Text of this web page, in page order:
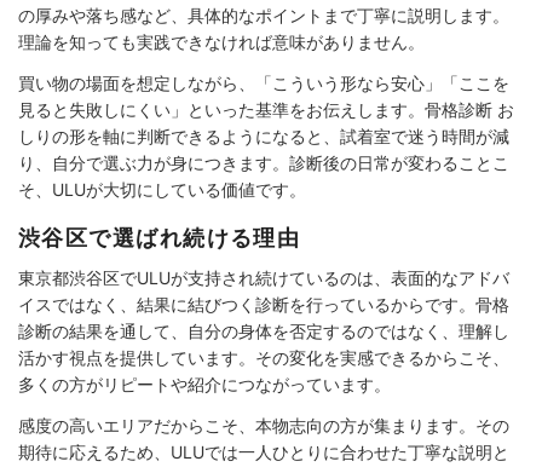
の厚みや落ち感など、具体的なポイントまで丁寧に説明します。
理論を知っても実践できなければ意味がありません。
買い物の場面を想定しながら、「こういう形なら安心」「ここを
見ると失敗しにくい」といった基準をお伝えします。骨格診断 お
しりの形を軸に判断できるようになると、試着室で迷う時間が減
り、自分で選ぶ力が身につきます。診断後の日常が変わることこ
そ、ULUが大切にしている価値です。
渋谷区で選ばれ続ける理由
東京都渋谷区でULUが支持され続けているのは、表面的なアドバ
イスではなく、結果に結びつく診断を行っているからです。骨格
診断の結果を通して、自分の身体を否定するのではなく、理解し
活かす視点を提供しています。その変化を実感できるからこそ、
多くの方がリピートや紹介につながっています。
感度の高いエリアだからこそ、本物志向の方が集まります。その
期待に応えるため、ULUでは一人ひとりに合わせた丁寧な説明と